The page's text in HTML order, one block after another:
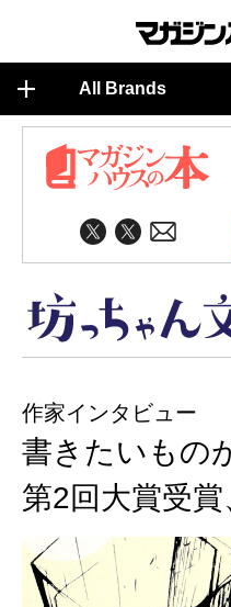
All Brands
作家インタビュー
書きたいもの
第2回大賞受